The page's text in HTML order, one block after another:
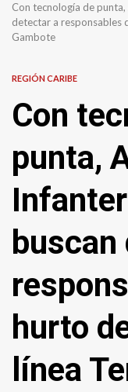
Con tecnología de
detectar a responsables
Gambote
REGIÓN CARIBE
Con
punta,
hurto
línea